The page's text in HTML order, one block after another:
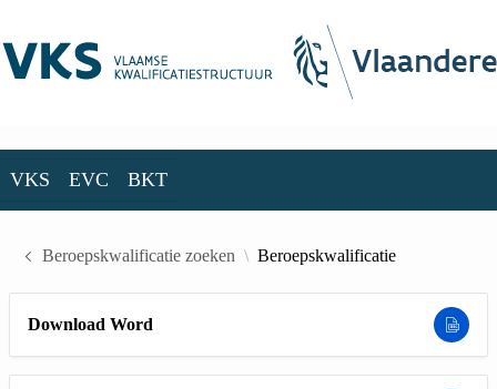
VKS EVC BKT
Beroepskwalificatie zoeken Beroepskwalificatie
Download Word